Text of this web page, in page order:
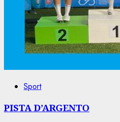
Sport
PISTA D’ARGENTO